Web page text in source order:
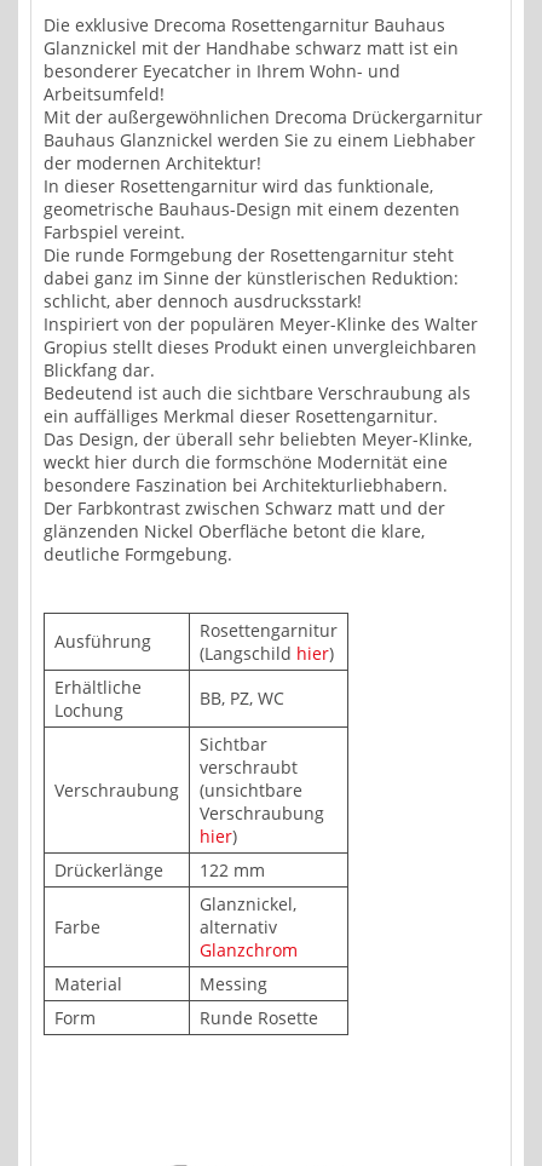
Die exklusive Drecoma Rosettengarnitur Bauhaus
Glanznickel mit der Handhabe schwarz matt ist ein
besonderer Eyecatcher in Ihrem Wohn- und
Arbeitsumfeld!
Mit der außergewöhnlichen Drecoma Drückergarnitur
Bauhaus Glanznickel werden Sie zu einem Liebhaber
der modernen Architektur!
In dieser Rosettengarnitur wird das funktionale,
geometrische Bauhaus-Design mit einem dezenten
Farbspiel vereint.
Die runde Formgebung der Rosettengarnitur steht
dabei ganz im Sinne der künstlerischen Reduktion:
schlicht, aber dennoch ausdrucksstark!
Inspiriert von der populären Meyer-Klinke des Walter
Gropius stellt dieses Produkt einen unvergleichbaren
Blickfang dar.
Bedeutend ist auch die sichtbare Verschraubung als
ein auffälliges Merkmal dieser Rosettengarnitur.
Das Design, der überall sehr beliebten Meyer-Klinke,
weckt hier durch die formschöne Modernität eine
besondere Faszination bei Architekturliebhabern.
Der Farbkontrast zwischen Schwarz matt und der
glänzenden Nickel Oberfläche betont die klare,
deutliche Formgebung.
Ausführung
Rosettengarnitur
(Langschild hier)
Erhältliche
Lochung
BB, PZ, WC
Verschraubung
Sichtbar
verschraubt
(unsichtbare
Verschraubung
hier)
Drückerlänge
122 mm
Farbe
Glanznickel,
alternativ
Glanzchrom
Material
Messing
Form
Runde Rosette